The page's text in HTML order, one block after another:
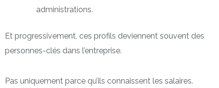
administrations.
Et progressivement, ces profils deviennent souvent des
personnes-clés dans l’entreprise.
Pas uniquement parce qu’ils connaissent les salaires.